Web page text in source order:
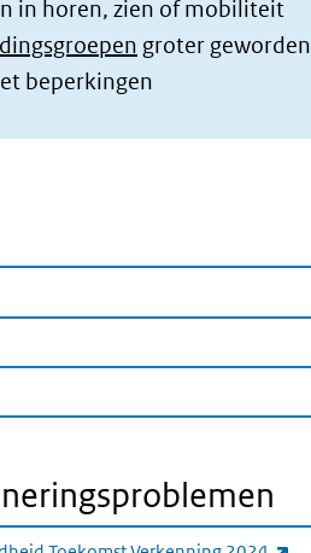
in horen, zien of mobiliteit
groter geworden
beperkingen